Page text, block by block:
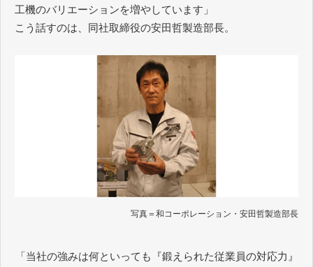
工機のバリエーションを増やしています」
こう話すのは、同社取締役の安田哲製造部長。
写真＝和コーポレーション・安田哲製造部長
「当社の強みは何といっても『鍛えられた従業員の対応力』